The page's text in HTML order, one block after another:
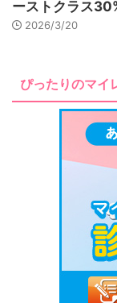
ーストクラス
2026/3/20
ぴったりのマイ